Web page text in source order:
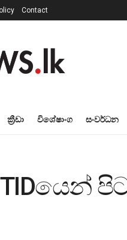
Contact
ක්‍රීඩා විශේෂාංග සංවර්ධන